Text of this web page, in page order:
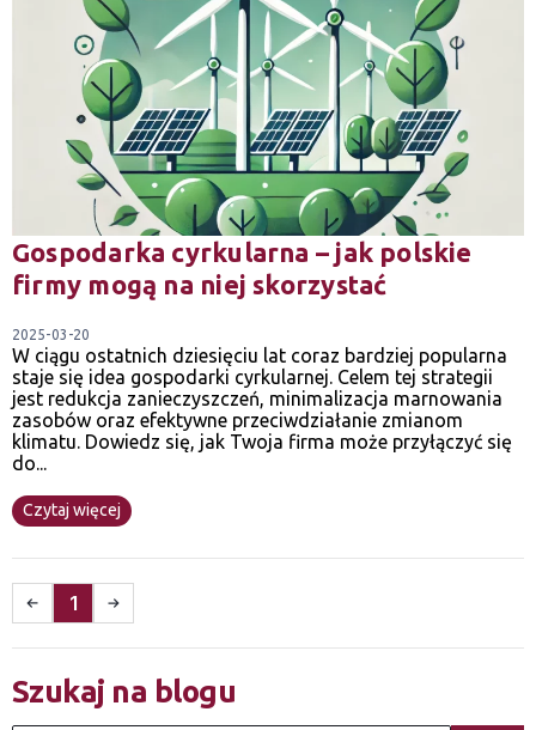
Gospodarka cyrkularna – jak polskie
firmy mogą na niej skorzystać
2025-03-20
W ciągu ostatnich dziesięciu lat coraz bardziej popularna
staje się idea gospodarki cyrkularnej. Celem tej strategii
jest redukcja zanieczyszczeń, minimalizacja marnowania
zasobów oraz efektywne przeciwdziałanie zmianom
klimatu. Dowiedz się, jak Twoja firma może przyłączyć się
do...
Czytaj więcej
1
Szukaj na blogu